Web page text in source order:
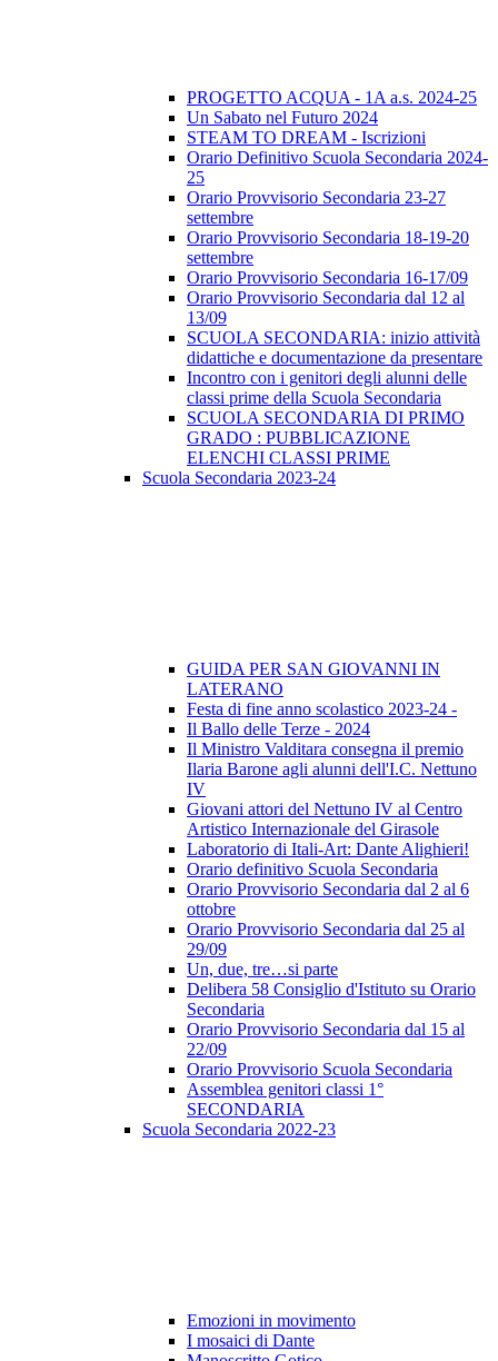
PROGETTO ACQUA - 1A a.s. 2024-25
Un Sabato nel Futuro 2024
STEAM TO DREAM - Iscrizioni
Orario Definitivo Scuola Secondaria 2024-
25
Orario Provvisorio Secondaria 23-27
settembre
Orario Provvisorio Secondaria 18-19-20
settembre
Orario Provvisorio Secondaria 16-17/09
Orario Provvisorio Secondaria dal 12 al
13/09
SCUOLA SECONDARIA: inizio attività
didattiche e documentazione da presentare
Incontro con i genitori degli alunni delle
classi prime della Scuola Secondaria
SCUOLA SECONDARIA DI PRIMO
GRADO : PUBBLICAZIONE
ELENCHI CLASSI PRIME
Scuola Secondaria 2023-24
GUIDA PER SAN GIOVANNI IN
LATERANO
Festa di fine anno scolastico 2023-24 -
Il Ballo delle Terze - 2024
Il Ministro Valditara consegna il premio
Ilaria Barone agli alunni dell'I.C. Nettuno
IV
Giovani attori del Nettuno IV al Centro
Artistico Internazionale del Girasole
Laboratorio di Itali-Art: Dante Alighieri!
Orario definitivo Scuola Secondaria
Orario Provvisorio Secondaria dal 2 al 6
ottobre
Orario Provvisorio Secondaria dal 25 al
29/09
Un, due, tre…si parte
Delibera 58 Consiglio d'Istituto su Orario
Secondaria
Orario Provvisorio Secondaria dal 15 al
22/09
Orario Provvisorio Scuola Secondaria
Assemblea genitori classi 1°
SECONDARIA
Scuola Secondaria 2022-23
Emozioni in movimento
I mosaici di Dante